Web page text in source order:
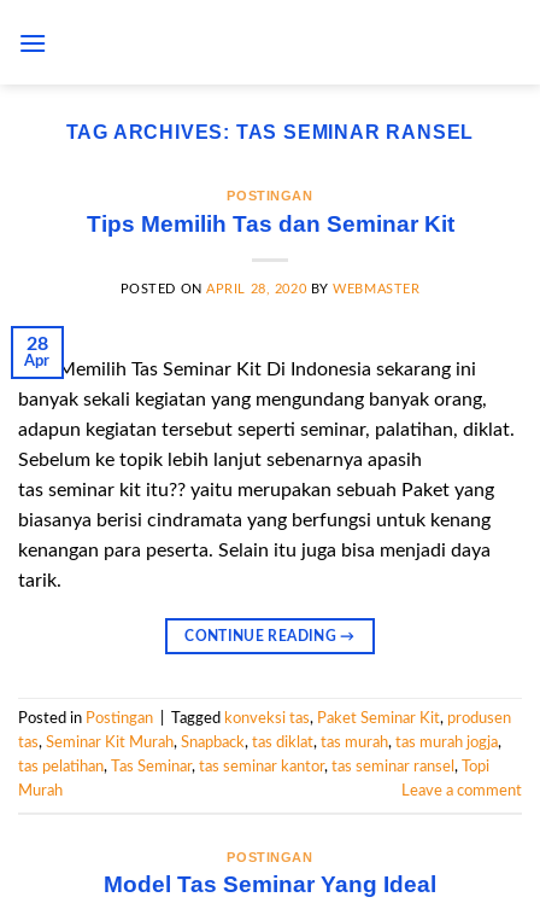
TAG ARCHIVES: TAS SEMINAR RANSEL
POSTINGAN
Tips Memilih Tas dan Seminar Kit
POSTED ONAPRIL 28, 2020 BYWEBMASTER
28
Apr
Tips Memilih Tas Seminar Kit Di Indonesia sekarang ini
banyak sekali kegiatan yang mengundang banyak orang,
adapun kegiatan tersebut seperti seminar, palatihan, diklat.
Sebelum ke topik lebih lanjut sebenarnya apasih
tas seminar kit itu?? yaitu merupakan sebuah Paket yang
biasanya berisi cindramata yang berfungsi untuk kenang
kenangan para peserta. Selain itu juga bisa menjadi daya
tarik.
CONTINUE READING→
Posted in Postingan Tagged konveksi tas, Paket Seminar Kit, produsen
tas, Seminar Kit Murah, Snapback, tas diklat, tas murah, tas murah jogja,
tas pelatihan, Tas Seminar, tas seminar kantor, tas seminar ransel ,
Topi
Murah
Leave a comment
POSTINGAN
Model Tas Seminar Yang Ideal